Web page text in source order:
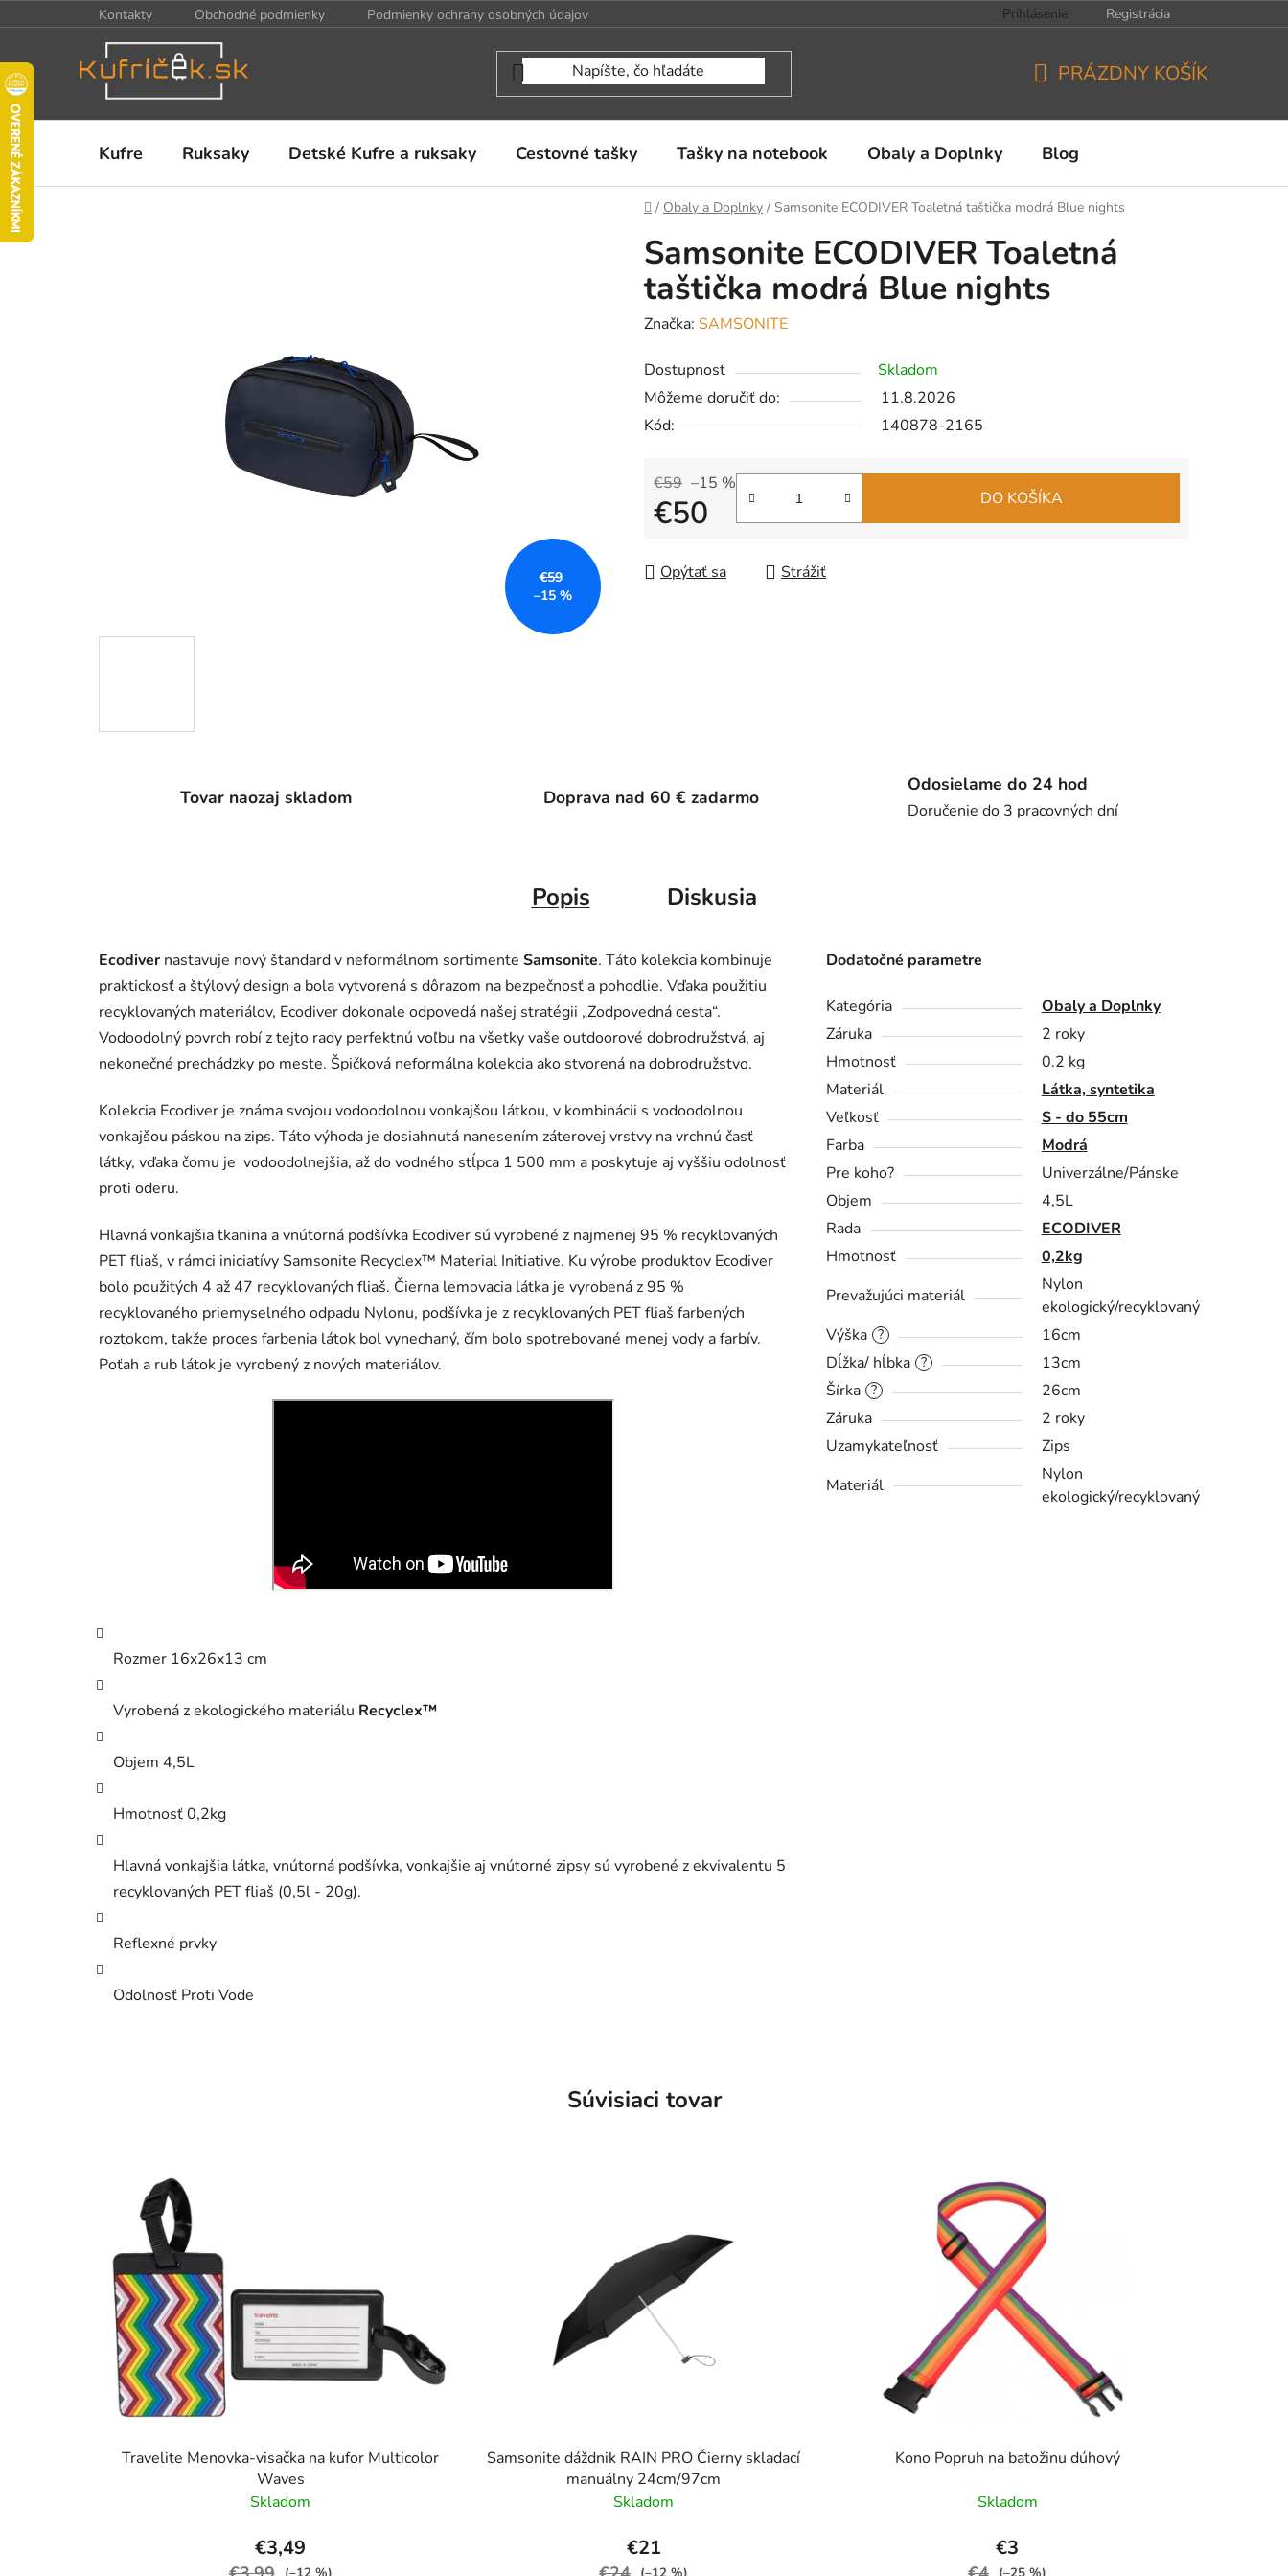
na
Kontakty Obchodné podmienky Podmienky ochrany osobných údajov Prihlásenie Registrácia
KOŠÍK
PRÁZDNY KOŠÍK
Kufre Ruksaky Detské Kufre a ruksaky Cestovné tašky Tašky na notebook Obaly a Doplnky Blog
Domov
/ Obaly a Doplnky / Samsonite ECODIVER Toaletná taštička modrá Blue nights
Samsonite ECODIVER Toaletná
taštička modrá Blue nights
Značka: SAMSONITE
Dostupnosť
Skladom
Môžeme doručiť do:
11.8.2026
Kód:
140878-2165
€59 –15 %
€50 DO KOŠÍKA
Opýtať sa Strážiť
€59
–15 %
Tovar naozaj skladom Doprava nad 60 € zadarmo
Odosielame do 24 hod
Doručenie do 3 pracovných dní
Popis Diskusia
Ecodiver nastavuje nový štandard v neformálnom sortimente Samsonite. Táto kolekcia kombinuje
praktickosť a štýlový design a bola vytvorená s dôrazom na bezpečnosť a pohodlie. Vďaka použitiu
recyklovaných materiálov, Ecodiver dokonale odpovedá našej stratégii „Zodpovedná cesta“.
Vodoodolný povrch robí z tejto rady perfektnú voľbu na všetky vaše outdoorové dobrodružstvá, aj
nekonečné prechádzky po meste. Špičková neformálna kolekcia ako stvorená na dobrodružstvo.
Kolekcia Ecodiver je známa svojou vodoodolnou vonkajšou látkou, v kombinácii s vodoodolnou
vonkajšou páskou na zips. Táto výhoda je dosiahnutá nanesením záterovej vrstvy na vrchnú časť
látky, vďaka čomu je vodoodolnejšia, až do vodného stĺpca 1 500 mm a poskytuje aj vyššiu odolnosť
proti oderu.
Hlavná vonkajšia tkanina a vnútorná podšívka Ecodiver sú vyrobené z najmenej 95 % recyklovaných
PET fliaš, v rámci iniciatívy Samsonite Recyclex™ Material Initiative. Ku výrobe produktov Ecodiver
bolo použitých 4 až 47 recyklovaných fliaš. Čierna lemovacia látka je vyrobená z 95 %
recyklovaného priemyselného odpadu Nylonu, podšívka je z recyklovaných PET fliaš farbených
roztokom, takže proces farbenia látok bol vynechaný, čím bolo spotrebované menej vody a farbív.
Poťah a rub látok je vyrobený z nových materiálov.
Rozmer 16x26x13 cm
Vyrobená z ekologického materiálu Recyclex™
Objem 4,5L
Hmotnosť 0,2kg
Hlavná vonkajšia látka, vnútorná podšívka, vonkajšie aj vnútorné zipsy sú vyrobené z ekvivalentu 5
recyklovaných PET fliaš (0,5l - 20g).
Reflexné prvky
Odolnosť Proti Vode
Dodatočné parametre
Kategória
Obaly a Doplnky
Záruka
2 roky
Hmotnosť
0.2 kg
Materiál
Látka, syntetika
Veľkosť
S - do 55cm
Farba
Modrá
Pre koho?
Univerzálne/Pánske
Objem
4,5L
Rada
ECODIVER
Hmotnosť
0,2kg
Prevažujúci materiál
Nylon
ekologický/recyklovaný
?
Výška 16cm
?
Dĺžka/ hĺbka 13cm
?
Šírka
26cm
Záruka
2 roky
Uzamykateľnosť
Zips
Materiál
Nylon
ekologický/recyklovaný
Súvisiaci tovar
Travelite Menovka-visačka na kufor Multicolor
Waves
Skladom
€3,49
Samsonite dáždnik RAIN PRO Čierny skladací
manuálny 24cm/97cm
Skladom
€21
Kono Popruh na batožinu dúhový
Skladom
€3